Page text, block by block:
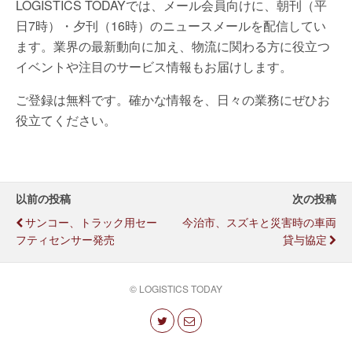
LOGISTICS TODAYでは、メール会員向けに、朝刊（平
日7時）・夕刊（16時）のニュースメールを配信してい
ます。業界の最新動向に加え、物流に関わる方に役立つ
イベントや注目のサービス情報もお届けします。
ご登録は無料です。確かな情報を、日々の業務にぜひお
役立てください。
以前の投稿
サンコー、トラック用セー
フティセンサー発売
次の投稿
今治市、スズキと災害時の車両
貸与協定
© LOGISTICS TODAY